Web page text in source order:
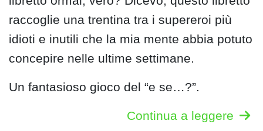
raccoglie una trentina tra i supereroi più
idioti e inutili che la mia mente abbia potuto
concepire nelle ultime settimane.
Un fantasioso gioco del “e se…?”.
Continua a leggere